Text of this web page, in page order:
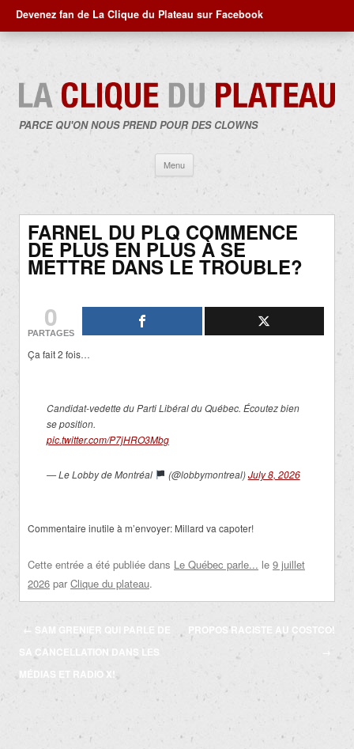
Devenez fan de La Clique du Plateau sur Facebook
PARCE QU'ON NOUS PREND POUR DES CLOWNS
Menu
contenu
FARNEL DU PLQ COMMENCE
DE PLUS EN PLUS À SE
METTRE DANS LE TROUBLE?
0
PARTAGES
Ça fait 2 fois…
Candidat-vedette du Parti Libéral du Québec. Écoutez bien
se position.
pic.twitter.com/P7jHRO3Mbg
— Le Lobby de Montréal (@lobbymontreal)July 8, 2026
Commentaire inutile à m’envoyer: Millard va capoter!
Cette entrée a été publiée dans Le Québec parle... le 9 juillet
2026 par Clique du plateau.
Navigation
des
articles
← SAM GRENIER QUI PARLE DE
SA CANCELLATION DANS LES
MÉDIAS ET RADIO X!
PROPOS RACISTE AU COSTCO!